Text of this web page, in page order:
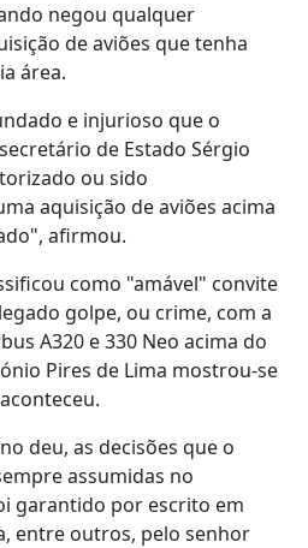
negou qualquer
de aviões que tenha
área.
e injurioso que o
de Estado Sérgio
ou sido
aquisição de aviões acima
afirmou.
como "amável" convite
golpe, ou crime, com a
A320 e 330 Neo acima do
Pires de Lima mostrou-se
deu, as decisões que o
assumidas no
garantido por escrito em
entre outros, pelo senhor